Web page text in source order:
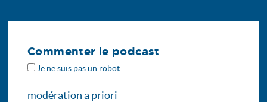
Commenter le podcast
Je ne suis pas un robot
modération a priori